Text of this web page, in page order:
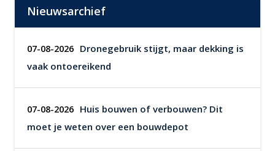
Nieuwsarchief
07-08-2026 Dronegebruik stijgt, maar dekking is
vaak ontoereikend
07-08-2026 Huis bouwen of verbouwen? Dit
moet je weten over een bouwdepot